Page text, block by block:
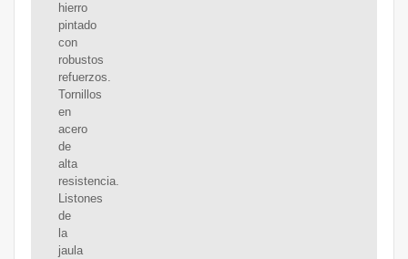
hierro
pintado
con
robustos
refuerzos.
Tornillos
en
acero
de
alta
resistencia.
Listones
de
la
jaula